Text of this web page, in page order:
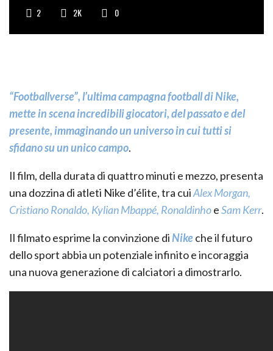
2 2K 0
“Footballverse”, l’ultima campagna football di Nike,
mette in scena incredibili giocatori, del passato e del
presente, immaginando un universo in cui tutti si
sfidano su un unico campo.
Il film, della durata di quattro minuti e mezzo, presenta
una dozzina di atleti Nike d’élite, tra cuiAlex Morgan,
Cristiano Ronaldo, Kylian Mbappé, RonaldinhoeSam Kerr.
Il filmato esprime la convinzione diNikeche il futuro
dello sport abbia un potenziale infinito e incoraggia
una nuova generazione di calciatori a dimostrarlo.